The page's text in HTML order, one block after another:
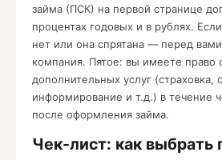
займа (ПСК) на первой странице
процентах годовых и в рублях.
нет или она спрятана — перед
компания. Пятое: вы имеете право
дополнительных услуг (страховка,
информирование и т.д.) в течение
после оформления займа.
Чек-лист: как выбрать